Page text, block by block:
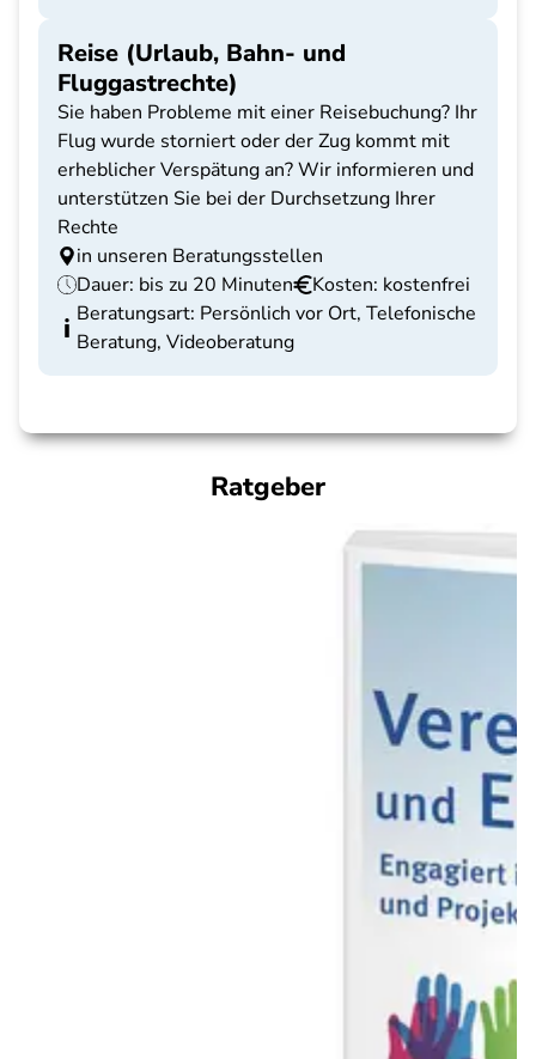
Reise (Urlaub, Bahn- und
Fluggastrechte)
Sie haben Probleme mit einer Reisebuchung? Ihr
Flug wurde storniert oder der Zug kommt mit
erheblicher Verspätung an? Wir informieren und
unterstützen Sie bei der Durchsetzung Ihrer
Rechte
in unseren Beratungsstellen
Dauer: bis zu 20 Minuten
Kosten: kostenfrei
Beratungsart: Persönlich vor Ort, Telefonische
Beratung, Videoberatung
Ratgeber